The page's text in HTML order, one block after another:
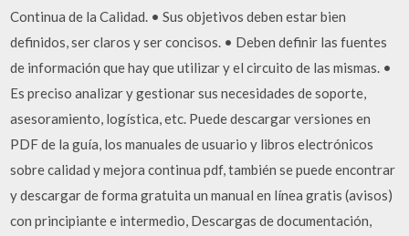
Continua de la Calidad. • Sus objetivos deben estar bien
definidos, ser claros y ser concisos. • Deben definir las fuentes
de información que hay que utilizar y el circuito de las mismas. •
Es preciso analizar y gestionar sus necesidades de soporte,
asesoramiento, logística, etc. Puede descargar versiones en
PDF de la guía, los manuales de usuario y libros electrónicos
sobre calidad y mejora continua pdf, también se puede encontrar
y descargar de forma gratuita un manual en línea gratis (avisos)
con principiante e intermedio, Descargas de documentación,